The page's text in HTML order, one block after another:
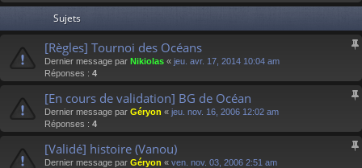
Sujets
[Règles] Tournoi des Océans
Dernier message par Nikiolas « jeu. avr. 17, 2014 10:04 am
Réponses : 4
[En cours de validation] BG de Océan
Dernier message par Géryon « jeu. nov. 16, 2006 12:02 am
Réponses : 4
[Validé] histoire (Vanou)
Dernier message par Géryon « ven. nov. 03, 2006 2:51 am